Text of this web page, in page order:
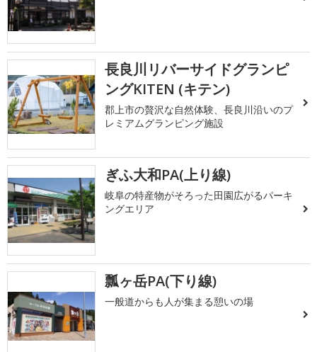
長良川リバーサイドグランピ
ングKITEN (キテン)
郡上市の贅沢な自然体験、長良川沿いのプ
レミアムグランピング施設
ぎふ大和PA(上り線)
岐阜の特産物がそろった田園広がるパーキ
ングエリア
瓢ヶ岳PA(下り線)
一般道からも人が集まる憩いの場